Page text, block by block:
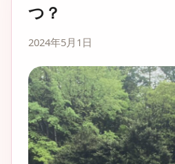
つ？
2024年5月1日